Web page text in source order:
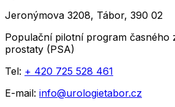
Jeronýmova 3208, Tábor, 390 02
Populační pilotní program časného
prostaty (PSA)
Tel: + 420 725 528 461
E-mail: info@urologietabor.cz